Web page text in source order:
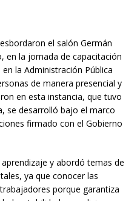
el salón Germán
en la jornada de capacitación
la Administración Pública
de manera presencial y
en esta instancia, que tuvo
se desarrolló bajo el marco
firmado con el Gobierno
y abordó temas de
ya que conocer las
porque garantiza